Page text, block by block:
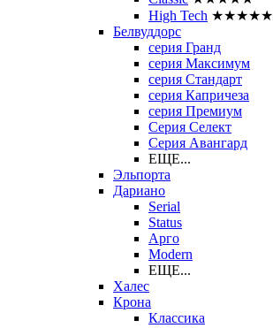
High Tech ★★★★★
Белвуддорс
серия Гранд
серия Максимум
серия Стандарт
серия Капричеза
серия Премиум
Серия Селект
Серия Авангард
ЕЩЕ...
Эльпорта
Дариано
Serial
Status
Арго
Modern
ЕЩЕ...
Халес
Крона
Классика